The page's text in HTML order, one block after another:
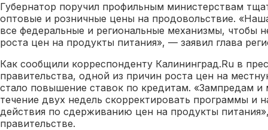
Губернатор поручил профильным министерствам
оптовые и розничные цены на продовольствие.
все федеральные и региональные механизмы, чтобы
роста цен на продукты питания», — заявил глава
Как сообщили корреспонденту Калининград.Ru в
правительства, одной из причин роста цен на
стало повышение ставок по кредитам. «Зампредам и
течение двух недель скорректировать программы и
действия по сдерживанию цен на продукты
правительстве.